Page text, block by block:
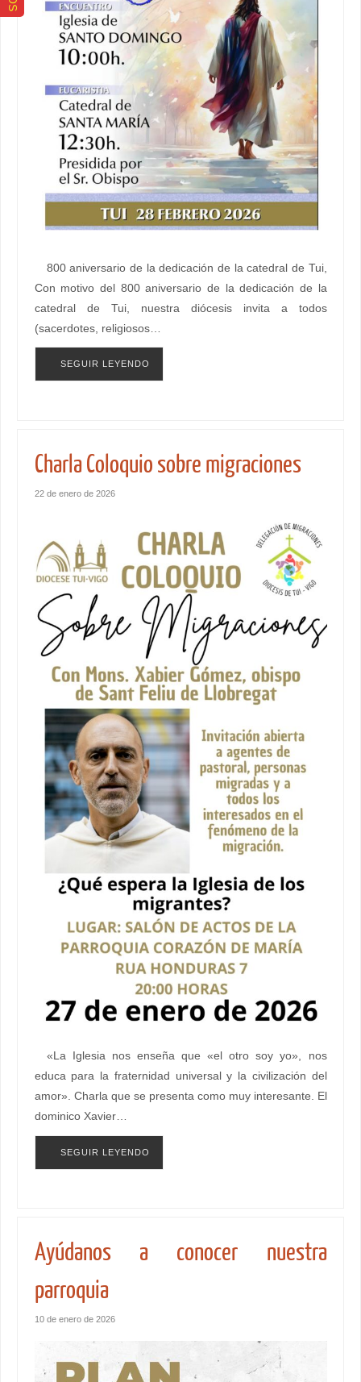
800 aniversario de la dedicación de la catedral de Tui,
Con motivo del 800 aniversario de la dedicación de la
catedral de Tui, nuestra diócesis invita a todos
(sacerdotes, religiosos…
SEGUIR LEYENDO
Charla Coloquio sobre migraciones
22 de enero de 2026
«La Iglesia nos enseña que «el otro soy yo», nos
educa para la fraternidad universal y la civilización del
amor». Charla que se presenta como muy interesante. El
dominico Xavier…
SEGUIR LEYENDO
Ayúdanos a conocer nuestra
parroquia
10 de enero de 2026